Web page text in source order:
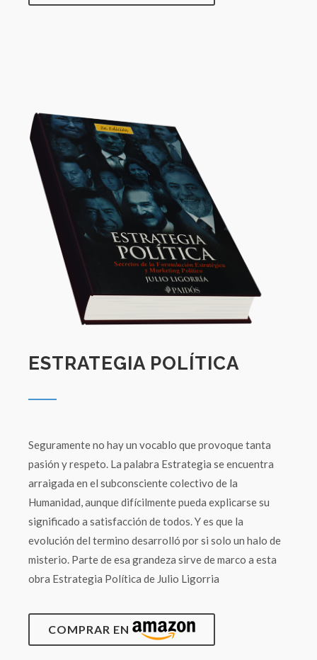
ESTRATEGIA POLÍTICA
Seguramente no hay un vocablo que provoque tanta
pasión y respeto. La palabra Estrategia se encuentra
arraigada en el subconsciente colectivo de la
Humanidad, aunque difícilmente pueda explicarse su
significado a satisfacción de todos. Y es que la
evolución del termino desarrolló por si solo un halo de
misterio. Parte de esa grandeza sirve de marco a esta
obra Estrategia Política de Julio Ligorria
COMPRAR EN